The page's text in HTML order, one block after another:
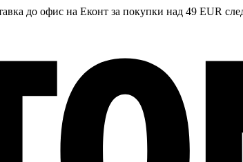
до офис на Еконт за покупки над 49 EUR